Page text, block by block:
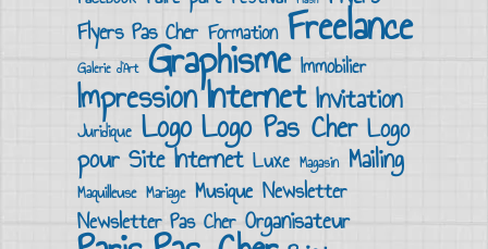
Flyers Pas Cher Formation Freelance
Galerie d’Art Graphisme Immobilier
ImpressionInternet Invitation
Juridique Logo Logo Pas Cher Logo
pour Site Internet Luxe Magasin Mailing
Maquilleuse Mariage Musique Newsletter
Newsletter Pas Cher Organisateur